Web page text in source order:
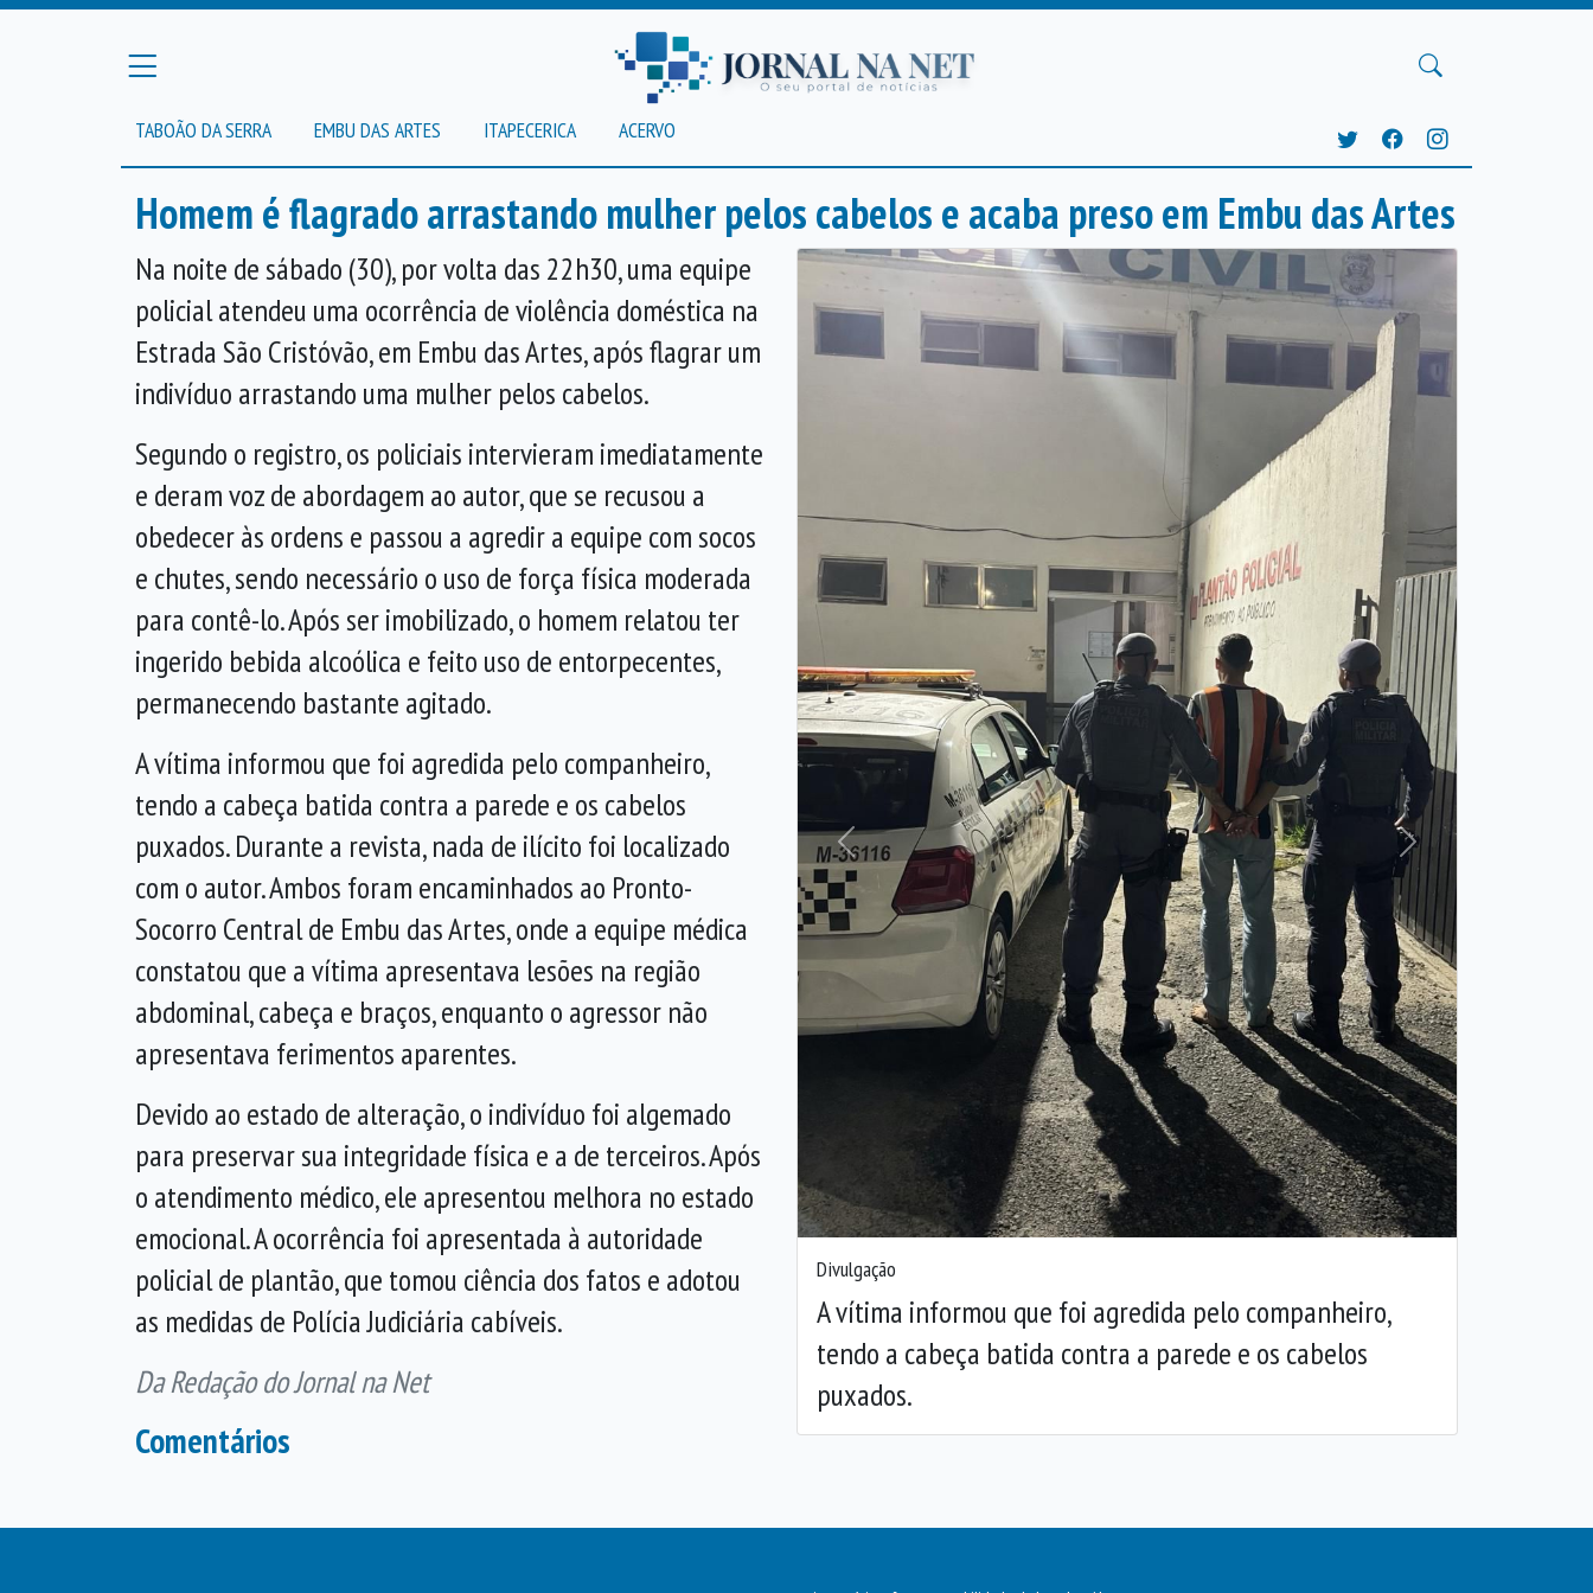
TABOÃO DA SERRA EMBU DAS ARTES ITAPECERICA ACERVO
Homem é flagrado arrastando mulher pelos cabelos e acaba preso em Embu das Artes
Divulgação
A vítima informou que foi agredida pelo companheiro,
tendo a cabeça batida contra a parede e os cabelos
puxados.
Anterior Próxima
Na noite de sábado (30), por volta das 22h30, uma equipe
policial atendeu uma ocorrência de violência doméstica na
Estrada São Cristóvão, em Embu das Artes, após flagrar um
indivíduo arrastando uma mulher pelos cabelos.
Segundo o registro, os policiais intervieram imediatamente
e deram voz de abordagem ao autor, que se recusou a
obedecer às ordens e passou a agredir a equipe com socos
e chutes, sendo necessário o uso de força física moderada
para contê-lo. Após ser imobilizado, o homem relatou ter
ingerido bebida alcoólica e feito uso de entorpecentes,
permanecendo bastante agitado.
A vítima informou que foi agredida pelo companheiro,
tendo a cabeça batida contra a parede e os cabelos
puxados. Durante a revista, nada de ilícito foi localizado
com o autor. Ambos foram encaminhados ao Pronto-
Socorro Central de Embu das Artes, onde a equipe médica
constatou que a vítima apresentava lesões na região
abdominal, cabeça e braços, enquanto o agressor não
apresentava ferimentos aparentes.
Devido ao estado de alteração, o indivíduo foi algemado
para preservar sua integridade física e a de terceiros. Após
o atendimento médico, ele apresentou melhora no estado
emocional. A ocorrência foi apresentada à autoridade
policial de plantão, que tomou ciência dos fatos e adotou
as medidas de Polícia Judiciária cabíveis.
Da Redação do Jornal na Net
Comentários